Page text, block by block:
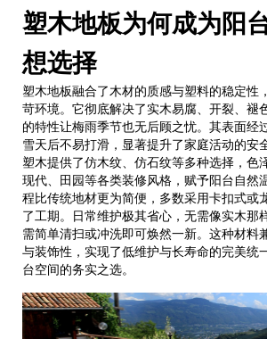
塑木地板为何成为阳
想选择
塑木地板融合了木材的质感与塑料的稳定性
苛环境。它彻底解决了实木易腐、开裂、褪
的特性让梅雨季节也无后顾之忧。其表面经
雪天后不易打滑，显著提升了家庭活动的安
塑木提供了仿木纹、仿石纹等多种选择，色
现代、田园等各类装修风格，赋予阳台自然
程比传统地材更为简便，多数采用卡扣式或
了工期。日常维护极其省心，无需像实木那
需简单清扫或冲洗即可焕然一新。这种材料
与装饰性，实现了低维护与长寿命的完美统
台空间的务实之选。